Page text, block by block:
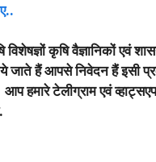
कृषि वैज्ञानिकों एवं शासन
हैं आपसे निवेदन हैं इसी
हमारे टेलीग्राम एवं